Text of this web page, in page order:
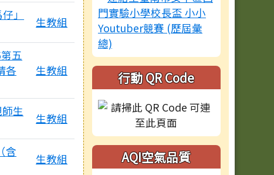
」
生教組
五
各
生教組
生
生教組
含
生教組
行動 QR Code
AQI空氣品質